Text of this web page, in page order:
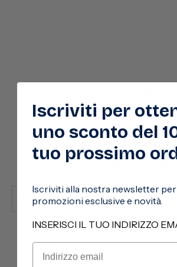
Vedi anche
Best - Flormar Black Friday 2025
Iscriviti per
uno sconto del
tuo prossimo
Iscriviti alla nostra newsletter
promozioni esclusive e novità.
INSERISCI IL TUO INDIRIZZO